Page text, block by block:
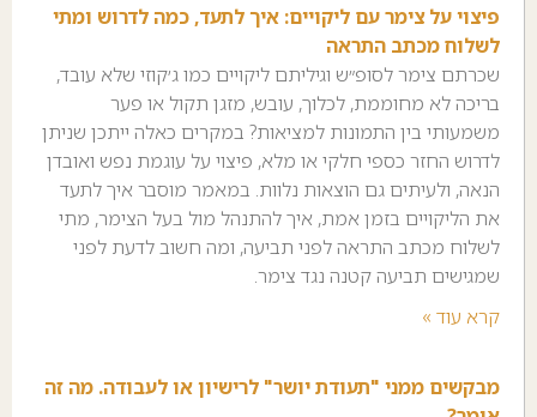
פיצוי על צימר עם ליקויים: איך לתעד, כמה לדרוש ומתי
לשלוח מכתב התראה
שכרתם צימר לסופ״ש וגיליתם ליקויים כמו ג׳קוזי שלא עובד,
בריכה לא מחוממת, לכלוך, עובש, מזגן תקול או פער
משמעותי בין התמונות למציאות? במקרים כאלה ייתכן שניתן
לדרוש החזר כספי חלקי או מלא, פיצוי על עוגמת נפש ואובדן
הנאה, ולעיתים גם הוצאות נלוות. במאמר מוסבר איך לתעד
את הליקויים בזמן אמת, איך להתנהל מול בעל הצימר, מתי
לשלוח מכתב התראה לפני תביעה, ומה חשוב לדעת לפני
שמגישים תביעה קטנה נגד צימר.
קרא עוד »
מבקשים ממני "תעודת יושר" לרישיון או לעבודה. מה זה